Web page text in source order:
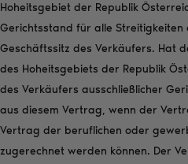
Hoheitsgebiet der Republik
Gerichtsstand für alle
Geschäftssitz des Verkäufers. Hat
des Hoheitsgebiets der Republik
des Verkäufers ausschließlicher
aus diesem Vertrag, wenn der
Vertrag der beruflichen oder
zugerechnet werden können. Der